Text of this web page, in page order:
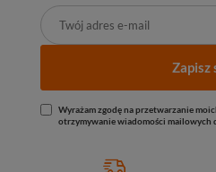
Zapisz
Wyrażam zgodę na przetwarzanie
otrzymywanie wiadomości mailowych